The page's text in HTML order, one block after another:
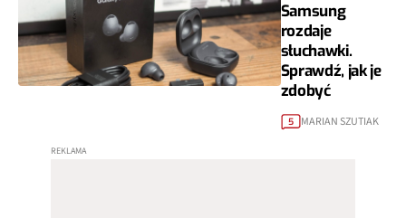
Samsung
rozdaje
słuchawki.
Sprawdź, jak je
zdobyć
5 MARIAN SZUTIAK